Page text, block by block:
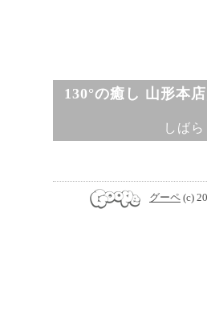
130°の癒し 山形本
しば
グーペ (c)